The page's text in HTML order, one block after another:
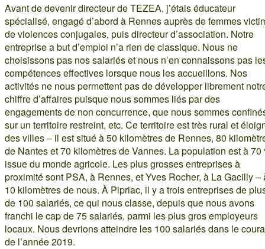
Avant de devenir directeur de TEZEA, j’étais éducateur
spécialisé, engagé d’abord à Rennes auprès de femmes
de violences conjugales, puis directeur d’association. Notre
entreprise a but d’emploi n’a rien de classique. Nous ne
choisissons pas nos salariés et nous n’en connaissons pas
compétences effectives lorsque nous les accueillons. Nos
activités ne nous permettent pas de développer librement
chiffre d’affaires puisque nous sommes liés par des
engagements de non concurrence, que nous sommes
sur un territoire restreint, etc. Ce territoire est très rural et
des villes – il est situé à 50 kilomètres de Rennes, 80
de Nantes et 70 kilomètres de Vannes. La population est à 70
issue du monde agricole. Les plus grosses entreprises à
proximité sont PSA, à Rennes, et Yves Rocher, à La Gacilly –
10 kilomètres de nous. À Pipriac, il y a trois entreprises de
de 100 salariés, ce qui nous classe, depuis que nous avons
franchi le cap de 75 salariés, parmi les plus gros employeurs
locaux. Nous devrions atteindre les 100 salariés dans le
de l’année 2019.